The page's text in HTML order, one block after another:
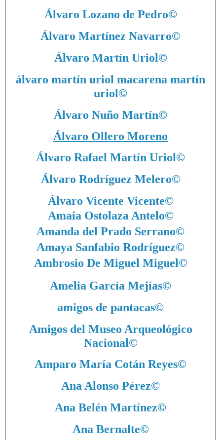
Álvaro Lozano de Pedro©
Álvaro Martínez Navarro©
Álvaro Martín Uriol©
álvaro martín uriol macarena martín
uriol©
Álvaro Nuño Martín©
Álvaro Ollero Moreno
Álvaro Rafael Martín Uriol©
Álvaro Rodríguez Melero©
Álvaro Vicente Vicente©
Amaia Ostolaza Antelo©
Amanda del Prado Serrano©
Amaya Sanfabio Rodríguez©
Ambrosio De Miguel Miguel©
Amelia García Mejías©
amigos de pantacas©
Amigos del Museo Arqueológico
Nacional©
Amparo María Cotán Reyes©
Ana Alonso Pérez©
Ana Belén Martínez©
Ana Bernalte©